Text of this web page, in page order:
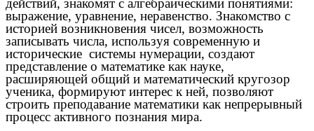
действий, знакомят с алгебраическими понятиями:
выражение, уравнение, неравенство. Знакомство с
историей возникновения чисел, возможность
записывать числа, используя современную и
исторические системы нумерации, создают
представление о математике как науке,
расширяющей общий и математический кругозор
ученика, формируют интерес к ней, позволяют
строить преподавание математики как непрерывный
процесс активного познания мира.